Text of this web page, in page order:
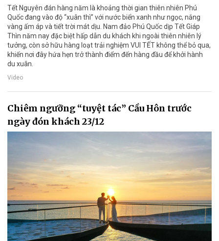
Tết Nguyên đán hàng năm là khoảng thời gian thiên nhiên Phú
Quốc đang vào độ “xuân thì” với nước biển xanh như ngọc, nắng
vàng ấm áp và tiết trời mát dịu. Nam đảo Phú Quốc dịp Tết Giáp
Thìn năm nay đặc biệt hấp dẫn du khách khi ngoài thiên nhiên lý
tưởng, còn sở hữu hàng loạt trải nghiệm VUI TẾT không thể bỏ qua,
khiến nơi đây hứa hẹn trở thành điểm đến hàng đầu để khởi hành
du xuân.
Video
Chiêm ngưỡng “tuyệt tác” Cầu Hôn trước
ngày đón khách 23/12